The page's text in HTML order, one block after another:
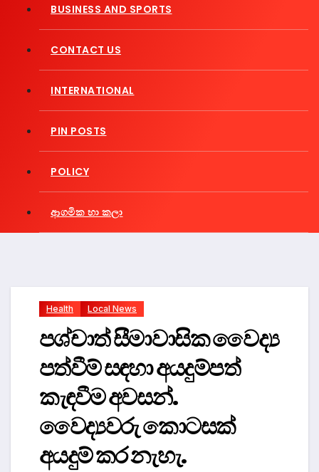
BUSINESS AND SPORTS
CONTACT US
INTERNATIONAL
PIN POSTS
POLICY
ආගමික හා කලා
Health Local News
පශ්චාත් සීමාවාසික වෛද්‍ය
පත්වීම් සඳහා අයදුම්පත්
කැඳවීම අවසන්.
වෛද්‍යවරු කොටසක්
අයදුම් කර නැහැ.